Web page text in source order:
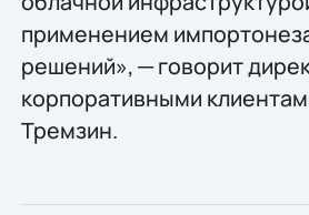
применением
решений», ─ говорит
корпоративными
Тремзин.